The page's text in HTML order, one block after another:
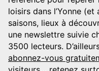
loisirs dans l’Yonne
saisons, lieux à
une newslettre suivie
3500 lecteurs.
abonnez-vous